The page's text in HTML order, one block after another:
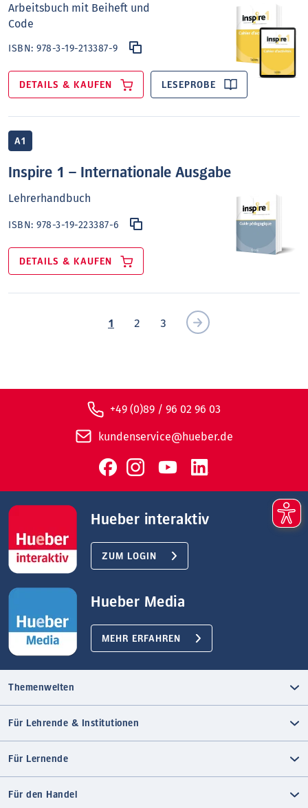
Arbeitsbuch mit Beiheft und
Code
ISBN:978-3-19-213387-9
DETAILS & KAUFEN LESEPROBE
A1
Inspire 1 – Internationale Ausgabe
Lehrerhandbuch
ISBN:978-3-19-223387-6
DETAILS & KAUFEN
1 2 3
+49 (0)89 / 96 02 96 03
kundenservice@hueber.de
Hueber interaktiv
ZUM LOGIN
Hueber Media
MEHR ERFAHREN
Themenwelten
Für Lehrende & Institutionen
Für Lernende
Für den Handel